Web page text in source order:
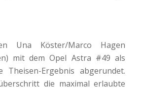
Una Köster/Marco Hagen
mit dem Opel Astra #49 als
Theisen-Ergebnis abgerundet.
die maximal erlaubte